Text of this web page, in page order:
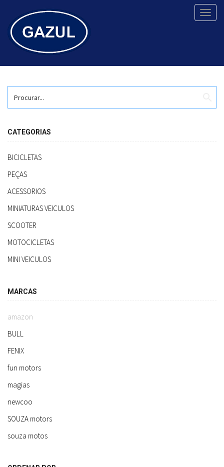
CATEGORIAS
BICICLETAS
PEÇAS
ACESSORIOS
MINIATURAS VEICULOS
SCOOTER
MOTOCICLETAS
MINI VEICULOS
MARCAS
amazon
BULL
FENIX
fun motors
magias
newcoo
SOUZA motors
souza motos